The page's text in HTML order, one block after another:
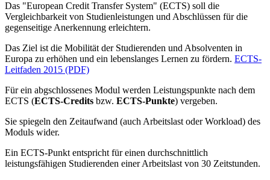
Das "European Credit Transfer System" (ECTS) soll die
Vergleichbarkeit von Studienleistungen und Abschlüssen für die
gegenseitige Anerkennung erleichtern.
Das Ziel ist die Mobilität der Studierenden und Absolventen in
Europa zu erhöhen und ein lebenslanges Lernen zu fördern. ECTS-
Leitfaden 2015 (PDF)
Für ein abgschlossenes Modul werden Leistungspunkte nach dem
ECTS (ECTS-Credits bzw. ECTS-Punkte) vergeben.
Sie spiegeln den Zeitaufwand (auch Arbeitslast oder Workload) des
Moduls wider.
Ein ECTS-Punkt entspricht für einen durchschnittlich
leistungsfähigen Studierenden einer Arbeitslast von 30 Zeitstunden.